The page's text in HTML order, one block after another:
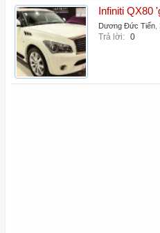
Infiniti QX80
Dương Đức Tiến
Trả lời: 0